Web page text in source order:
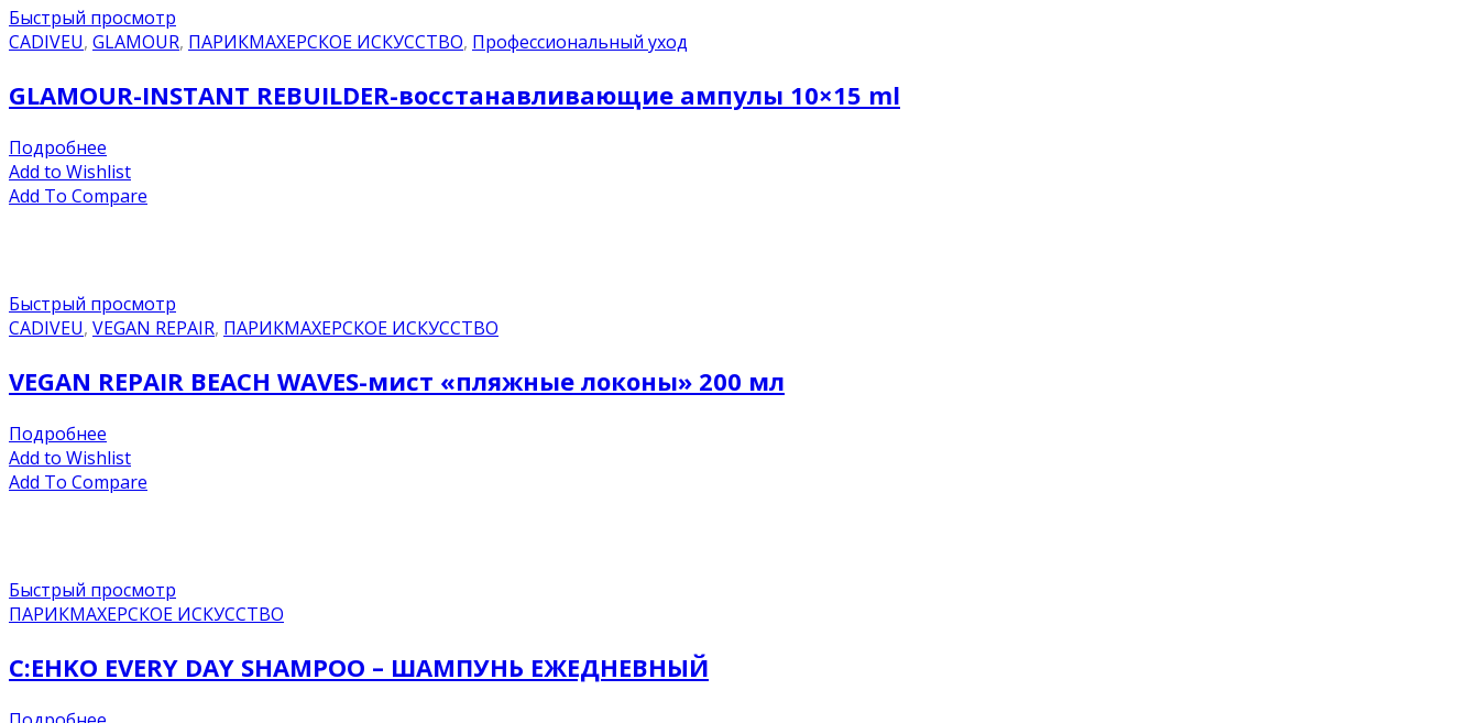
Быстрый просмотр
CADIVEU, GLAMOUR, ПАРИКМАХЕРСКОЕ ИСКУССТВО, Профессиональный уход
GLAMOUR-INSTANT REBUILDER-восстанавливающие ампулы 10×15 ml
Подробнее
Add to Wishlist
Add To Compare
Быстрый просмотр
CADIVEU, VEGAN REPAIR, ПАРИКМАХЕРСКОЕ ИСКУССТВО
VEGAN REPAIR BEACH WAVES-мист «пляжные локоны» 200 мл
Подробнее
Add to Wishlist
Add To Compare
Быстрый просмотр
ПАРИКМАХЕРСКОЕ ИСКУССТВО
C:EHKO EVERY DAY SHAMPOO – ШАМПУНЬ ЕЖЕДНЕВНЫЙ